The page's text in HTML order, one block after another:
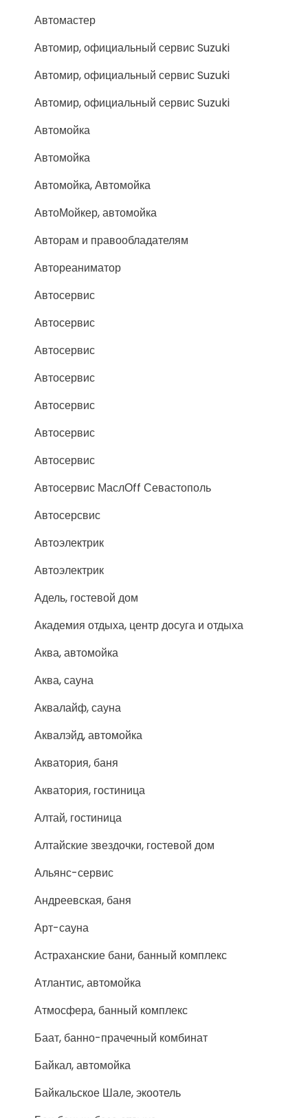
Автомастер
Автомир, официальный сервис Suzuki
Автомир, официальный сервис Suzuki
Автомир, официальный сервис Suzuki
Автомойка
Автомойка
Автомойка, Автомойка
АвтоМойкер, автомойка
Авторам и правообладателям
Автореаниматор
Автосервис
Автосервис
Автосервис
Автосервис
Автосервис
Автосервис
Автосервис
Автосервис МаслОff Севастополь
Автосерсвис
Автоэлектрик
Автоэлектрик
Адель, гостевой дом
Академия отдыха, центр досуга и отдыха
Аква, автомойка
Аква, сауна
Аквалайф, сауна
Аквалэйд, автомойка
Акватория, баня
Акватория, гостиница
Алтай, гостиница
Алтайские звездочки, гостевой дом
Альянс-сервис
Андреевская, баня
Арт-сауна
Астраханские бани, банный комплекс
Атлантис, автомойка
Атмосфера, банный комплекс
Баат, банно-прачечный комбинат
Байкал, автомойка
Байкальское Шале, экоотель